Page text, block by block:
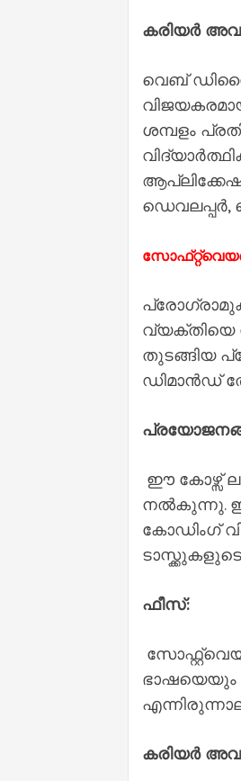
കരിയർ
വെബ്
ശമ്പളം
ഡെവലപ്പർ,
വ്യക്തിയെ
തുടങ്ങിയ
ഡിമാൻഡ്
ഈ കോഴ്സ്
നൽകുന്നു.
കോഡിംഗ്
ഫീസ്:
ഭാഷയെയും
കരിയർ